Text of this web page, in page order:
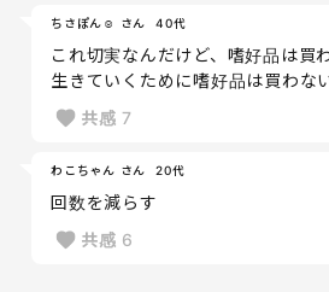
ちさぽん☺︎ さん 40代
これ切実なんだけど、嗜好品は買
生きていくために嗜好品は買わない
共感 7
わこちゃん さん 20代
回数を減らす
共感 6